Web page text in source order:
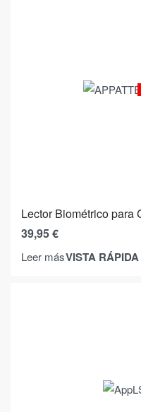
Lector Biométrico para
39,95€
Leer másVISTA RÁPIDA